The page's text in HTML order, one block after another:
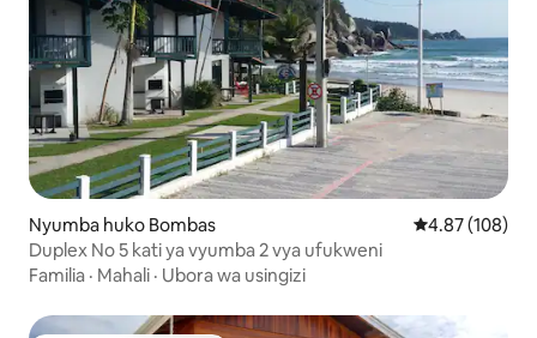
Nyumba huko Bombas Ukadiriaji wa
4.87 (108)
Duplex No 5 kati ya vyumba 2 vya ufukweni
Familia · Mahali · Ubora wa usingizi